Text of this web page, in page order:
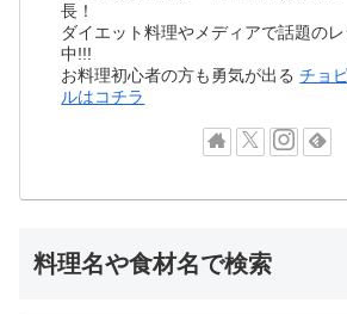
長！
ダイエット料理やメディアで話題の
中!!!
お料理初心者の方も勇気が出るチョ
ルはコチラ
料理名や食材名で検索